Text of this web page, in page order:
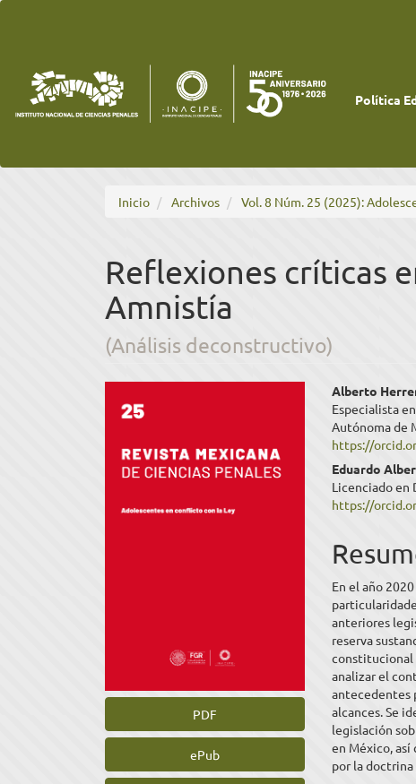
Barra
lateral
Política
Inicio Archivos Vol. 8 Núm. 25 (2025):
Reflexiones críticas
Amnistía
(Análisis deconstructivo)
Barra
lateral
del
artículo
PDF
ePub
del
Alberto
Especialista
Autónoma de
https://
Eduardo
Licenciado en
https://
En el año
anteriores
reserva
constitucional
analizar el
antecedentes
alcances. Se
legislación
en México,
por la